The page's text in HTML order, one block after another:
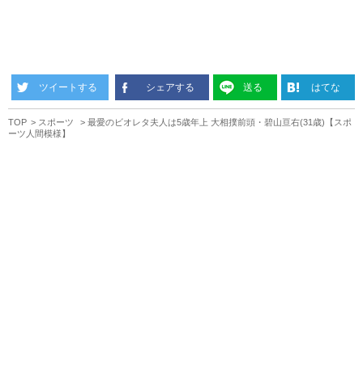
ツイートする シェアする 送る はてな
TOP スポーツ
最愛のビオレタ夫人は5歳年上 大相撲前頭・碧山亘右(31歳)【スポ
ーツ人間模様】